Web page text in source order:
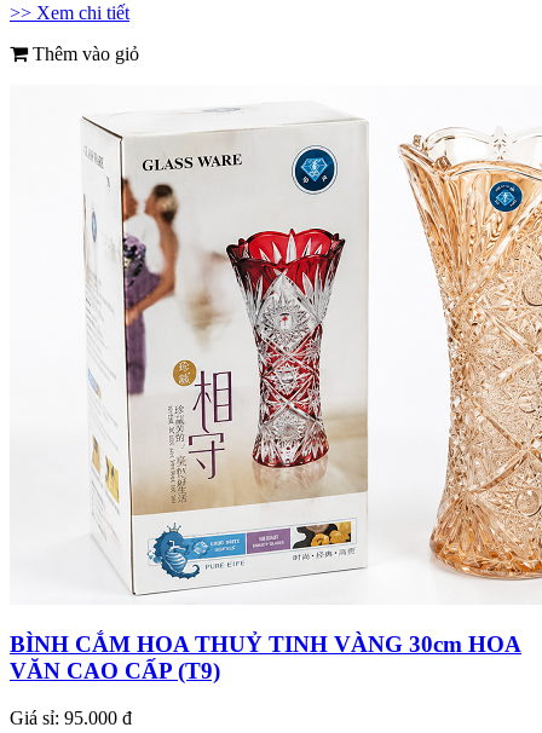
>> Xem chi tiết
Thêm vào giỏ
BÌNH CẮM HOA THUỶ TINH VÀNG 30cm HOA
VĂN CAO CẤP (T9)
Giá sỉ: 95.000 đ